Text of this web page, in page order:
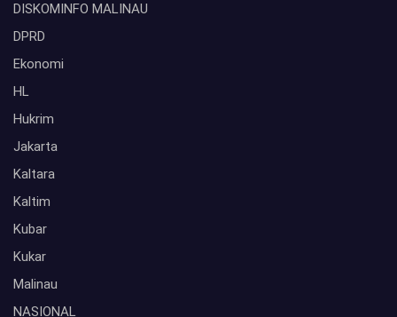
DISKOMINFO MALINAU
DPRD
Ekonomi
HL
Hukrim
Jakarta
Kaltara
Kaltim
Kubar
Kukar
Malinau
NASIONAL